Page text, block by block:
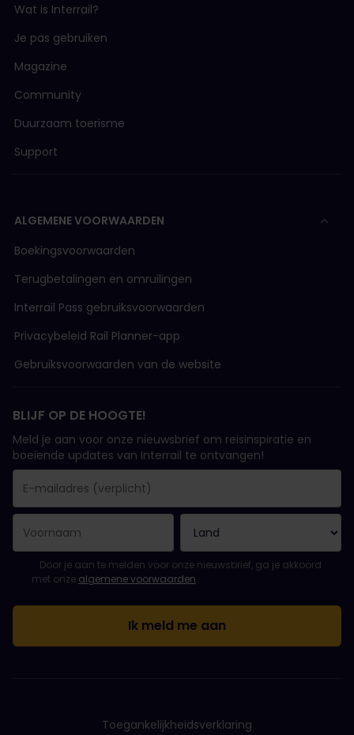
Wat is Interrail?
Je pas gebruiken
Magazine
Community
Duurzaam toerisme
Support
ALGEMENE VOORWAARDEN
Boekingsvoorwaarden
Terugbetalingen en omruilingen
Interrail Pass gebruiksvoorwaarden
Privacybeleid Rail Planner-app
Gebruiksvoorwaarden van de website
BLIJF OP DE HOOGTE!
Meld je aan voor onze nieuwsbrief om reisinspiratie en
boeiende updates van Interrail te ontvangen!
Je inschrijving is gelukt..
E-mailadres is een verplicht veld!
E-mailadres is ongeldig!
Fout bij het abonneren op de nieuwsbrief. Probeer het later
Je hebt je al geabonneerd op deze nieuwsbrief!
Ga akkoord met de algemene voorwaarden om je in te
Door je aan te melden voor onze nieuwsbrief, ga je akkoord
met onze algemene voorwaarden.
Toegankelijkheidsverklaring